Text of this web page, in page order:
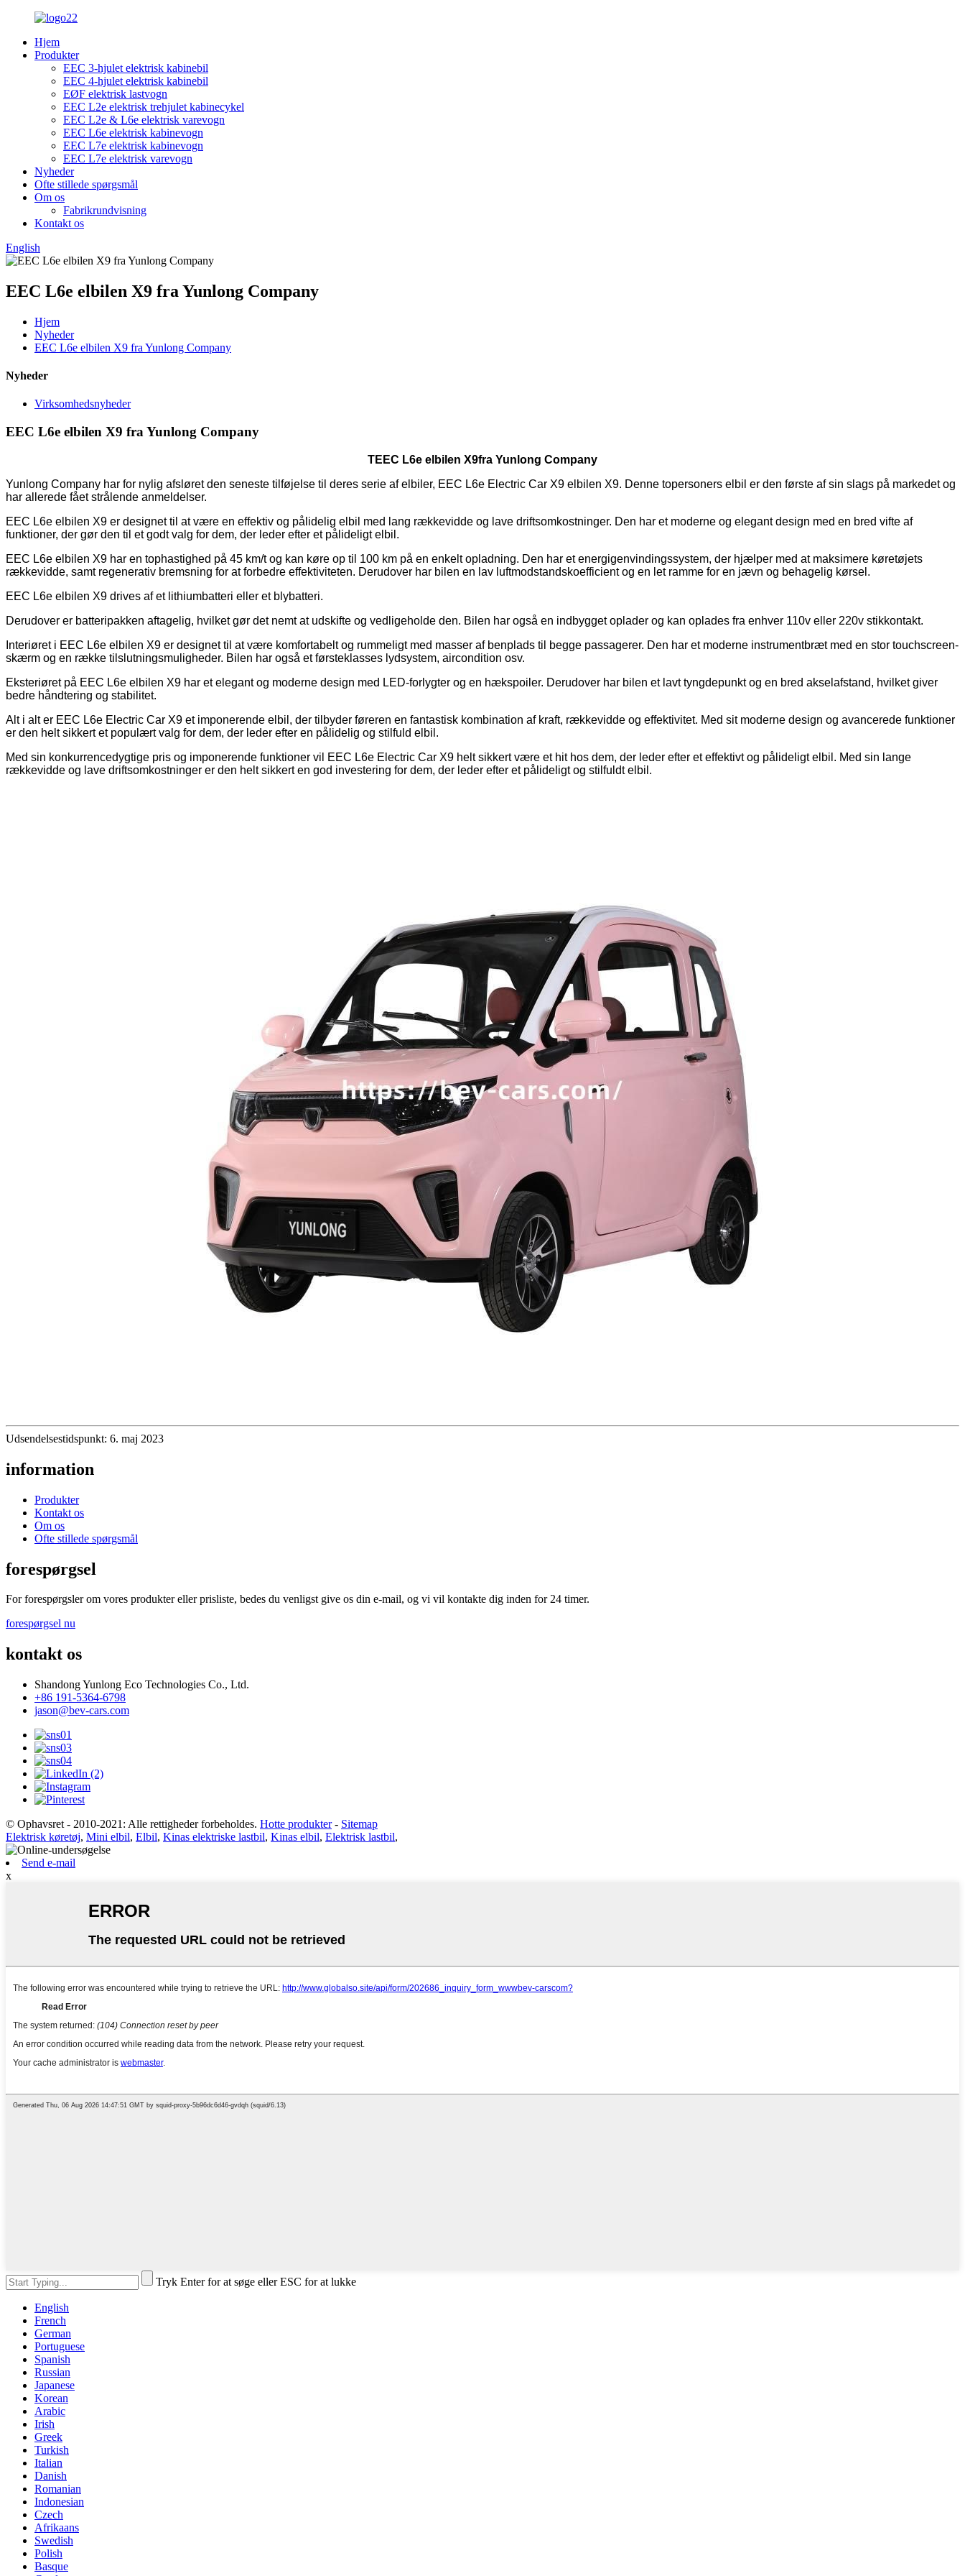
Hjem
Produkter
EEC 3-hjulet elektrisk kabinebil
EEC 4-hjulet elektrisk kabinebil
EØF elektrisk lastvogn
EEC L2e elektrisk trehjulet kabinecykel
EEC L2e & L6e elektrisk varevogn
EEC L6e elektrisk kabinevogn
EEC L7e elektrisk kabinevogn
EEC L7e elektrisk varevogn
Nyheder
Ofte stillede spørgsmål
Om os
Fabrikrundvisning
Kontakt os
English
EEC L6e elbilen X9 fra Yunlong Company
Hjem
Nyheder
EEC L6e elbilen X9 fra Yunlong Company
Nyheder
Virksomhedsnyheder
EEC L6e elbilen X9 fra Yunlong Company
TEEC L6e elbilen X9fra Yunlong Company
Yunlong Company har for nylig afsløret den seneste tilføjelse til deres serie af elbiler, EEC L6e Electric Car X9 elbilen X9. Denne topersoners elbil er den første af sin slags på markedet og
har allerede fået strålende anmeldelser.
EEC L6e elbilen X9 er designet til at være en effektiv og pålidelig elbil med lang rækkevidde og lave driftsomkostninger. Den har et moderne og elegant design med en bred vifte af
funktioner, der gør den til et godt valg for dem, der leder efter et pålideligt elbil.
EEC L6e elbilen X9 har en tophastighed på 45 km/t og kan køre op til 100 km på en enkelt opladning. Den har et energigenvindingssystem, der hjælper med at maksimere køretøjets
rækkevidde, samt regenerativ bremsning for at forbedre effektiviteten. Derudover har bilen en lav luftmodstandskoefficient og en let ramme for en jævn og behagelig kørsel.
EEC L6e elbilen X9 drives af et lithiumbatteri eller et blybatteri.
Derudover er batteripakken aftagelig, hvilket gør det nemt at udskifte og vedligeholde den. Bilen har også en indbygget oplader og kan oplades fra enhver 110v eller 220v stikkontakt.
Interiøret i EEC L6e elbilen X9 er designet til at være komfortabelt og rummeligt med masser af benplads til begge passagerer. Den har et moderne instrumentbræt med en stor touchscreen-
skærm og en række tilslutningsmuligheder. Bilen har også et førsteklasses lydsystem, aircondition osv.
Eksteriøret på EEC L6e elbilen X9 har et elegant og moderne design med LED-forlygter og en hækspoiler. Derudover har bilen et lavt tyngdepunkt og en bred akselafstand, hvilket giver
bedre håndtering og stabilitet.
Alt i alt er EEC L6e Electric Car X9 et imponerende elbil, der tilbyder føreren en fantastisk kombination af kraft, rækkevidde og effektivitet. Med sit moderne design og avancerede funktioner
er den helt sikkert et populært valg for dem, der leder efter en pålidelig og stilfuld elbil.
Med sin konkurrencedygtige pris og imponerende funktioner vil EEC L6e Electric Car X9 helt sikkert være et hit hos dem, der leder efter et effektivt og pålideligt elbil. Med sin lange
rækkevidde og lave driftsomkostninger er den helt sikkert en god investering for dem, der leder efter et pålideligt og stilfuldt elbil.
Udsendelsestidspunkt: 6. maj 2023
information
Produkter
Kontakt os
Om os
Ofte stillede spørgsmål
forespørgsel
For forespørgsler om vores produkter eller prisliste, bedes du venligst give os din e-mail, og vi vil kontakte dig inden for 24 timer.
forespørgsel nu
kontakt os
Shandong Yunlong Eco Technologies Co., Ltd.
+86 191-5364-6798
jason@bev-cars.com
© Ophavsret - 2010-2021: Alle rettigheder forbeholdes. Hotte produkter- Sitemap
Elektrisk køretøj, Mini elbil, Elbil, Kinas elektriske lastbil, Kinas elbil, Elektrisk lastbil,
Send e-mail
x
Tryk Enter for at søge eller ESC for at lukke
English
French
German
Portuguese
Spanish
Russian
Japanese
Korean
Arabic
Irish
Greek
Turkish
Italian
Danish
Romanian
Indonesian
Czech
Afrikaans
Swedish
Polish
Basque